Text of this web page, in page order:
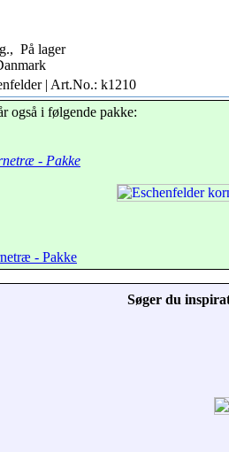
På lager
| Art.No.: k1210
også i følgende pakke:
- Pakke
- Pakke
Søger du